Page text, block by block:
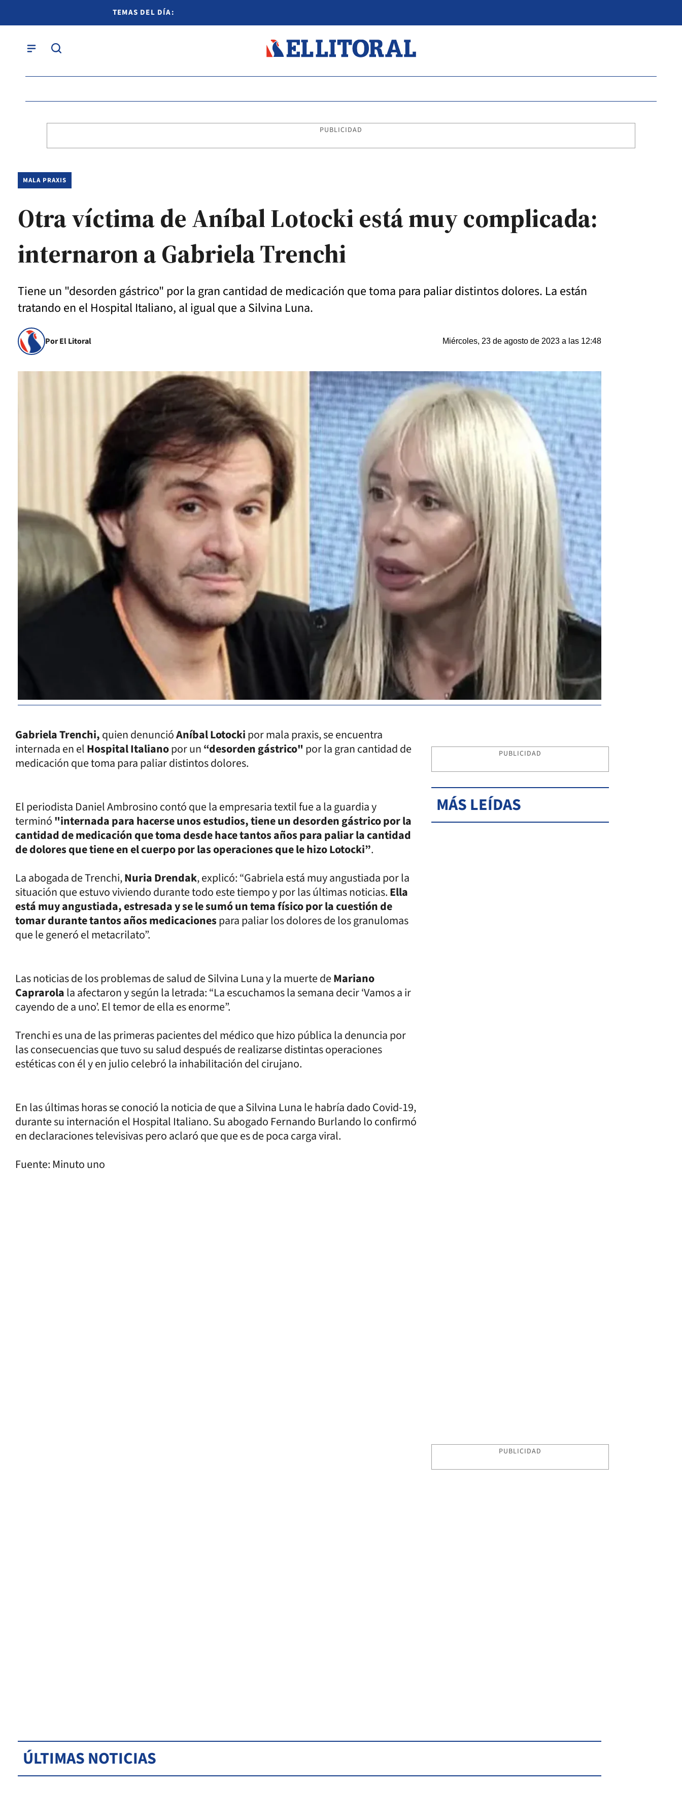
TEMAS DEL DÍA:
PUBLICIDAD
MALA PRAXIS
Otra víctima de Aníbal Lotocki está muy complicada:
internaron a Gabriela Trenchi
Tiene un "desorden gástrico" por la gran cantidad de medicación que toma para paliar distintos dolores. La están
tratando en el Hospital Italiano, al igual que a Silvina Luna.
Por El Litoral Miércoles, 23 de agosto de 2023 a las 12:48
Gabriela Trenchi,quien denuncióAníbal Lotockipor mala praxis, se encuentra
internada en elHospital Italianopor un“desorden gástrico"por la gran cantidad de
medicación que toma para paliar distintos dolores.
El periodista Daniel Ambrosino contó que la empresaria textil fue a la guardia y
terminó"internada para hacerse unos estudios, tiene un desorden gástrico por la
cantidad de medicación que toma desde hace tantos años para paliar la cantidad
de dolores que tiene en el cuerpo por las operaciones que le hizo Lotocki”.
La abogada de Trenchi,NuriaDrendak, explicó: “Gabriela está muy angustiada por la
situación que estuvo viviendo durante todo este tiempo y por las últimas noticias.Ella
está muy angustiada, estresada y se le sumó un tema físico por la cuestión de
tomar durante tantos años medicacionespara paliar los dolores de los granulomas
que le generó el metacrilato”.
Las noticias de los problemas de salud de Silvina Luna y la muerte deMariano
Caprarolala afectaron y según la letrada: “La escuchamos la semana decir ‘Vamos a ir
cayendo de a uno’. El temor de ella es enorme”.
Trenchi es una de las primeras pacientes del médico que hizo pública la denuncia por
las consecuencias que tuvo su salud después de realizarse distintas operaciones
estéticas con él y en julio celebró la inhabilitación del cirujano.
En las últimas horas se conoció la noticia de que a Silvina Luna le habría dado Covid-19,
durante su internación el Hospital Italiano. Su abogado Fernando Burlando lo confirmó
en declaraciones televisivas pero aclaró que que es de poca carga viral.
Fuente: Minuto uno
PUBLICIDAD
MÁS LEÍDAS
PUBLICIDAD
ÚLTIMAS NOTICIAS